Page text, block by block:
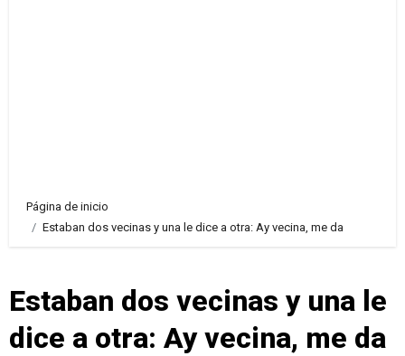
Página de inicio
Estaban dos vecinas y una le dice a otra: Ay vecina, me da
Estaban dos vecinas y una le
dice a otra: Ay vecina, me da